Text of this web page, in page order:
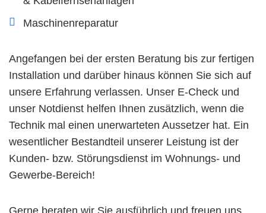
Maschinenreparatur
Angefangen bei der ersten Beratung bis zur fertigen
Installation und darüber hinaus können Sie sich auf
unsere Erfahrung verlassen. Unser E-Check und
unser Notdienst helfen Ihnen zusätzlich, wenn die
Technik mal einen unerwarteten Aussetzer hat. Ein
wesentlicher Bestandteil unserer Leistung ist der
Kunden- bzw. Störungsdienst im Wohnungs- und
Gewerbe-Bereich!
Gerne beraten wir Sie ausführlich und freuen uns